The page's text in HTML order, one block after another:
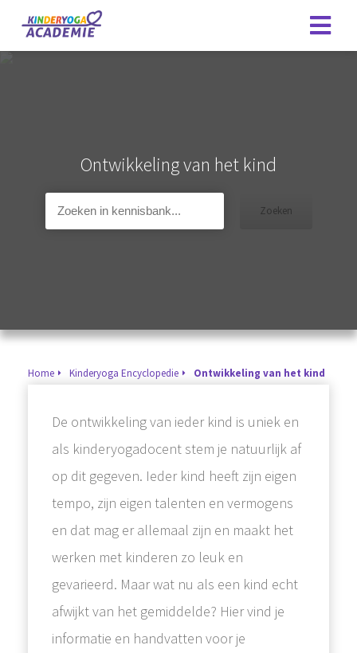
Ontwikkeling van het kind
Zoeken
Home Kinderyoga Encyclopedie Ontwikkeling van het kind
De ontwikkeling van ieder kind is uniek en
als kinderyogadocent stem je natuurlijk af
op dit gegeven. Ieder kind heeft zijn eigen
tempo, zijn eigen talenten en vermogens
en dat mag er allemaal zijn en maakt het
werken met kinderen zo leuk en
gevarieerd. Maar wat nu als een kind echt
afwijkt van het gemiddelde? Hier vind je
informatie en handvatten voor je